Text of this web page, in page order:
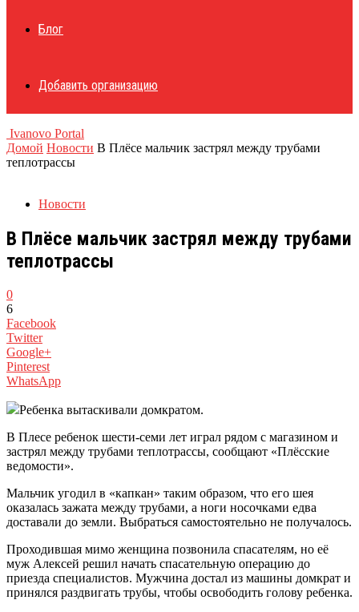
Блог
Добавить организацию
Ivanovo Portal
Домой Новости В Плёсе мальчик застрял между трубами
теплотрассы
Новости
В Плёсе мальчик застрял между трубами
теплотрассы
0
6
Facebook
Twitter
Google+
Pinterest
WhatsApp
Ребенка вытаскивали домкратом.
В Плесе ребенок шести-семи лет играл рядом с магазином и
застрял между трубами теплотрассы, сообщают «Плёсские
ведомости».
Мальчик угодил в «капкан» таким образом, что его шея
оказалась зажата между трубами, а ноги носочками едва
доставали до земли. Выбраться самостоятельно не получалось.
Проходившая мимо женщина позвонила спасателям, но её
муж Алексей решил начать спасательную операцию до
приезда специалистов. Мужчина достал из машины домкрат и
принялся раздвигать трубы, чтобы освободить голову ребенка.